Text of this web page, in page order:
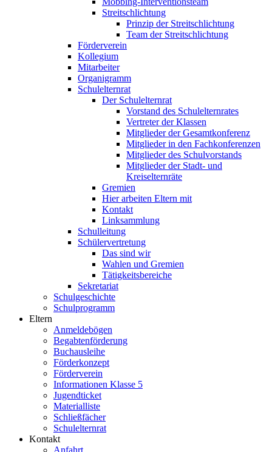
Streitschlichtung
Prinzip der Streitschlichtung
Team der Streitschlichtung
Förderverein
Kollegium
Mitarbeiter
Organigramm
Schulelternrat
Der Schulelternrat
Vorstand des Schulelternrates
Vertreter der Klassen
Mitglieder der Gesamtkonferenz
Mitglieder in den Fachkonferenzen
Mitglieder des Schulvorstands
Mitglieder der Stadt- und
Kreiselternräte
Gremien
Hier arbeiten Eltern mit
Kontakt
Linksammlung
Schulleitung
Schülervertretung
Das sind wir
Wahlen und Gremien
Tätigkeitsbereiche
Sekretariat
Schulgeschichte
Schulprogramm
Eltern
Anmeldebögen
Begabtenförderung
Buchausleihe
Förderkonzept
Förderverein
Informationen Klasse 5
Jugendticket
Materialliste
Schließfächer
Schulelternrat
Kontakt